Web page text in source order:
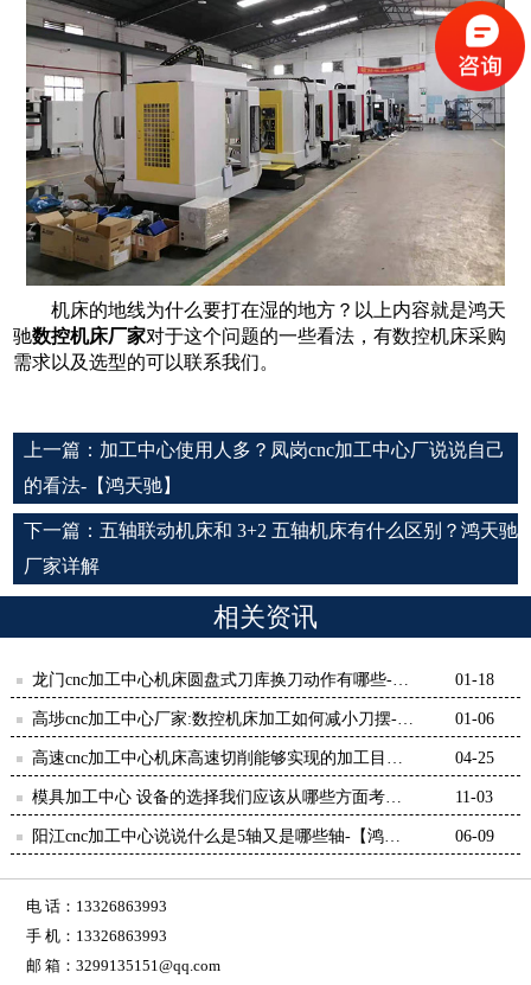
机床的地线为什么要打在湿的地方？以上内容就是鸿天
驰数控机床厂家对于这个问题的一些看法，有数控机床采购
需求以及选型的可以联系我们。
上一篇： 加工中心使用人多？凤岗cnc加工中心厂说说自己
的看法-【鸿天驰】
下一篇： 五轴联动机床和 3+2 五轴机床有什么区别？鸿天驰
厂家详解​
相关资讯
龙门cnc加工中心机床圆盘式刀库换刀动作有哪些-
【鸿天驰】
01-18
高埗cnc加工中心厂家:数控机床加工如何减小刀摆-
【鸿天驰】
01-06
高速cnc加工中心机床高速切削能够实现的加工目标-
【鸿天驰】
04-25
模具加工中心 设备的选择我们应该从哪些方面考
虑？-鸿天驰
11-03
阳江cnc加工中心说说什么是5轴又是哪些轴-【鸿天
06-09
电 话：13326863993
手 机：13326863993
邮 箱：3299135151@qq.com